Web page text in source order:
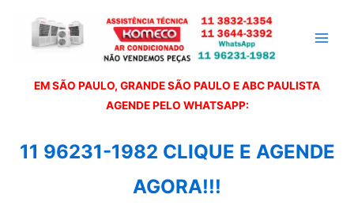
EM SÃO PAULO, GRANDE SÃO PAULO E ABC PAULISTA
AGENDE PELO WHATSAPP:
11 96231-1982 CLIQUE E AGENDE
AGORA!!!